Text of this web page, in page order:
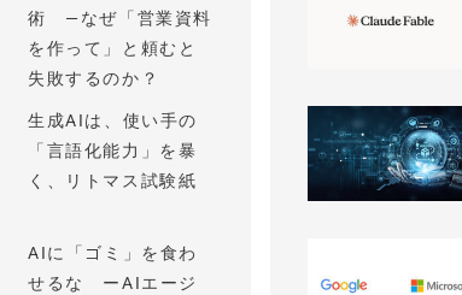
術 —なぜ「営業資料
を作って」と頼むと
失敗するのか？
生成AIは、使い手の
「言語化能力」を暴
く、リトマス試験紙
AIに「ゴミ」を食わ
せるな ーAIエージ